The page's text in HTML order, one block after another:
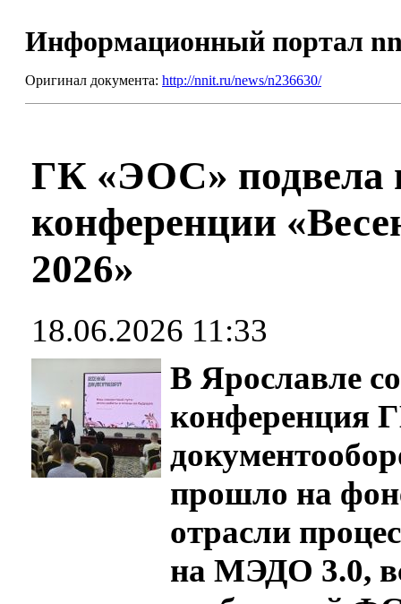
Информационный портал
Оригинал документа: http://nnit.ru/news/n236630/
ГК «ЭОС» подвела
конференции
2026»
18.06.2026 11:33
В Ярославле
конференция
прошло на
отрасли
на МЭДО 3.0,